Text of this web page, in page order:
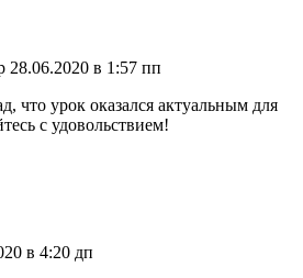
28.06.2020 в 1:57 пп
что урок оказался актуальным для
с удовольствием!
в 4:20 дп